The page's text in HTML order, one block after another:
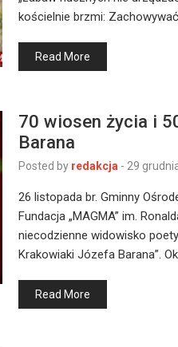
kościelnie brzmi:
Read More
70 wiosen życia i
Barana
Posted by redakcja - 29
26 listopada br. Gminny
Fundacja „MAGMA” im.
niecodzienne widowisko
Krakowiaki Józefa Barana”.
Read More